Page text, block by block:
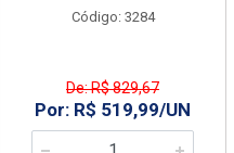
Código: 3284
De: R$ 829,67
Por: R$ 519,99/UN